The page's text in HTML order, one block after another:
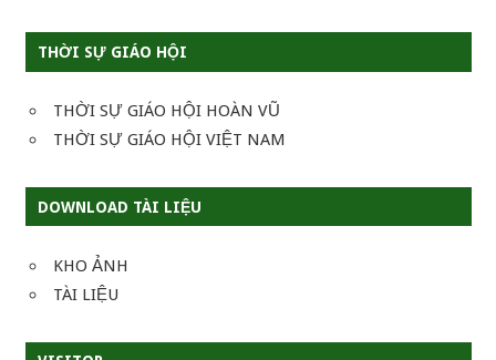
THỜI SỰ GIÁO HỘI
THỜI SỰ GIÁO HỘI HOÀN VŨ
THỜI SỰ GIÁO HỘI VIỆT NAM
DOWNLOAD TÀI LIỆU
KHO ẢNH
TÀI LIỆU